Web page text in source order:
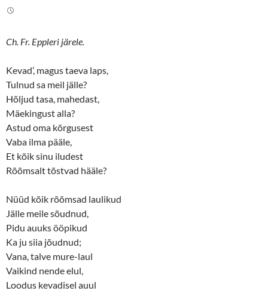
Ch. Fr. Eppleri järele.
Kevad’, magus taeva laps,
Tulnud sa meil jälle?
Hõljud tasa, mahedast,
Mäekingust alla?
Astud oma kõrgusest
Vaba ilma pääle,
Et kõik sinu iludest
Rõõmsalt tõstvad hääle?
Nüüd kõik rõõmsad laulikud
Jälle meile sõudnud,
Pidu auuks ööpikud
Ka ju siia jõudnud;
Vana, talve mure-laul
Vaikind nende elul,
Loodus kevadisel auul